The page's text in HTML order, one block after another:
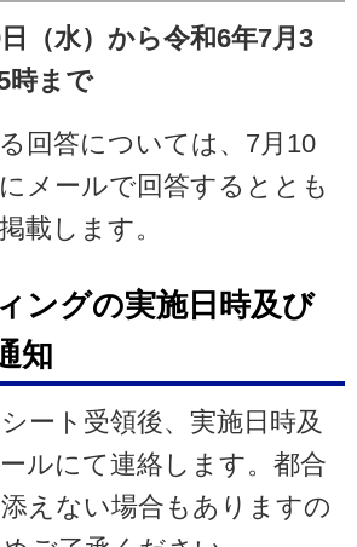
（水）から令和6年7月3
時まで
回答については、7月10
メールで回答するととも
載します。
ングの実施日時及び
知
ート受領後、実施日時及
ルにて連絡します。都合
えない場合もありますの